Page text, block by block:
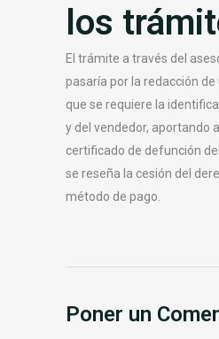
los
El trámite a través del
pasaría por la redacción
que se requiere la
y del vendedor, aportando
certificado de defunción
se reseña la cesión del
método de pago.
Poner un